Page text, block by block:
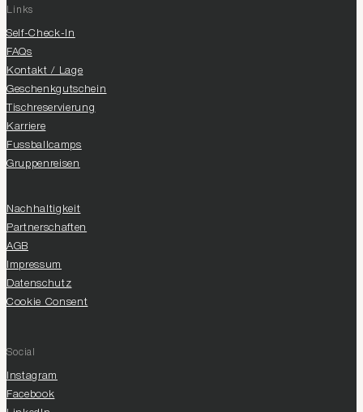
Links
Self-Check-In
FAQs
Kontakt / Lage
Geschenkgutschein
Tischreservierung
Karriere
Fussballcamps
Gruppenreisen
Nachhaltigkeit
Partnerschaften
AGB
Impressum
Datenschutz
Cookie Consent
Social
Instagram
Facebook